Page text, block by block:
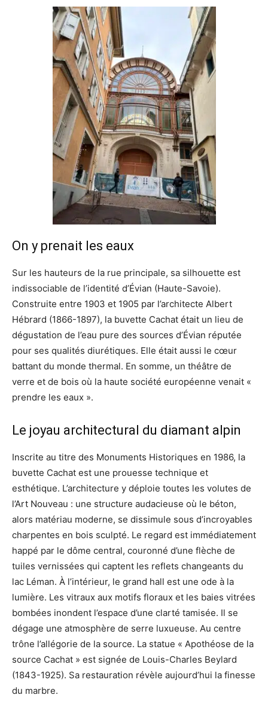
On y prenait les eaux
Sur les hauteurs de la rue principale, sa silhouette est
indissociable de l’identité d’Évian (Haute-Savoie).
Construite entre 1903 et 1905 par l’architecte Albert
Hébrard (1866-1897), la buvette Cachat était un lieu de
dégustation de l’eau pure des sources d’Évian réputée
pour ses qualités diurétiques. Elle était aussi le cœur
battant du monde thermal. En somme, un théâtre de
verre et de bois où la haute société européenne venait «
prendre les eaux ».
Le joyau architectural du diamant alpin
Inscrite au titre des Monuments Historiques en 1986, la
buvette Cachat est une prouesse technique et
esthétique. L’architecture y déploie toutes les volutes de
l’Art Nouveau : une structure audacieuse où le béton,
alors matériau moderne, se dissimule sous d’incroyables
charpentes en bois sculpté. Le regard est immédiatement
happé par le dôme central, couronné d’une flèche de
tuiles vernissées qui captent les reflets changeants du
lac Léman. À l’intérieur, le grand hall est une ode à la
lumière. Les vitraux aux motifs floraux et les baies vitrées
bombées inondent l’espace d’une clarté tamisée. Il se
dégage une atmosphère de serre luxueuse. Au centre
trône l’allégorie de la source. La statue « Apothéose de la
source Cachat » est signée de Louis-Charles Beylard
(1843-1925). Sa restauration révèle aujourd’hui la finesse
du marbre.